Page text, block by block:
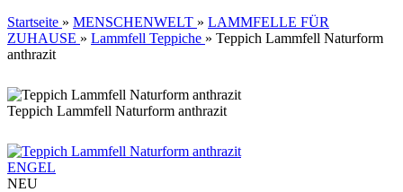
Startseite » MENSCHENWELT » LAMMFELLE FÜR
ZUHAUSE » Lammfell Teppiche » Teppich Lammfell Naturform
anthrazit
Teppich Lammfell Naturform anthrazit
ENGEL
NEU